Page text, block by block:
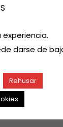
darse de
Rehusar